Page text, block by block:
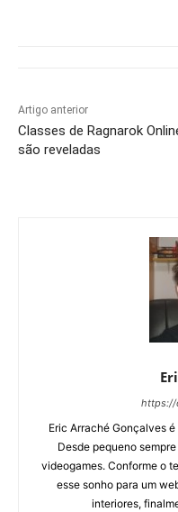
Artigo anterior
Classes de Ragnarok
são reveladas
https://
Eric Arraché Gonçalves
Desde pequeno
videogames. Conforme o
esse sonho para um
interiores,